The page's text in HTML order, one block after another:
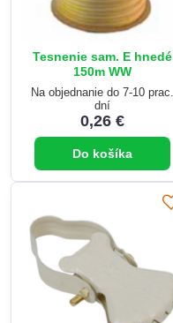
Tesnenie sam. E hnedé
150m WW
Na objednanie do 7-10 prac.
dní
0,26 €
Do košíka